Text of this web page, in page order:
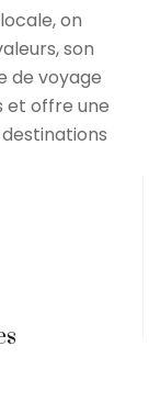
on
son
de voyage
et offre une